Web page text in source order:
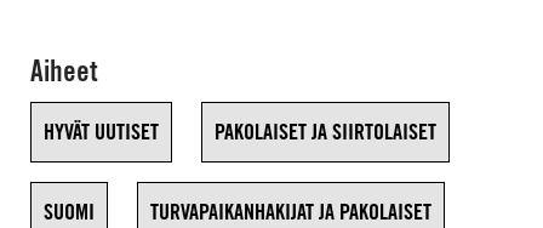
Aiheet
HYVÄT UUTISET PAKOLAISET JA SIIRTOLAISET
SUOMI TURVAPAIKANHAKIJAT JA PAKOLAISET